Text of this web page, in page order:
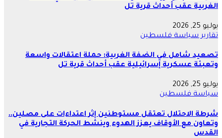
الغربية عقب أحداث قرية تل
يوليو 25, 2026
تقاريرسياسةفلسطين
تصعيد شامل في الضفة الغربية: حملة اعتقالات واسعة
وتعبئة عسكرية إسرائيلية عقب أحداث قرية تل
يوليو 25, 2026
سياسةفلسطين
شرطة الاحتلال تعتقل مستوطنين إثر اعتداءات على مصلين..
وتعاون مع الأوقاف يعزز الهدوء وينشط الحركة التجارية في
القدس